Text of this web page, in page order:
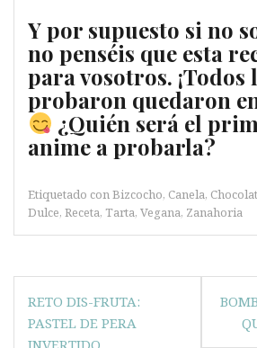
Y por supuesto si no
no penséis que esta
para vosotros. ¡Todos
probaron quedaron
¿Quién será el
anime a probarla?
Etiquetado conBizcocho, Canela,
Dulce, Receta, Tarta, Vegana, Zanahoria
Navegación
de
RETO DIS-FRUTA:
PASTEL DE PERA